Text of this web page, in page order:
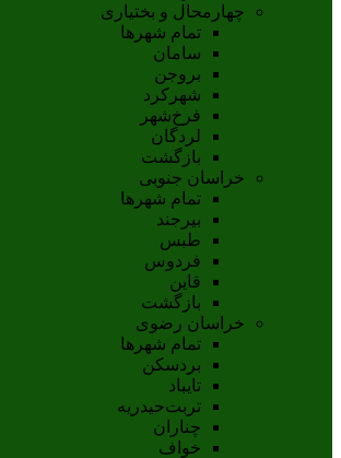
چهارمحال و بختیاری
تمام شهر‌ها
سامان
بروجن
شهرکرد
فرخ‌شهر
لردگان
بازگشت
خراسان جنوبی
تمام شهر‌ها
بيرجند
طبس
فردوس
قاين
بازگشت
خراسان رضوی
تمام شهر‌ها
بردسکن
تایباد
تربت‌حیدریه
چناران
خواف